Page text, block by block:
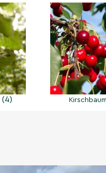
(4) Kirschbaum